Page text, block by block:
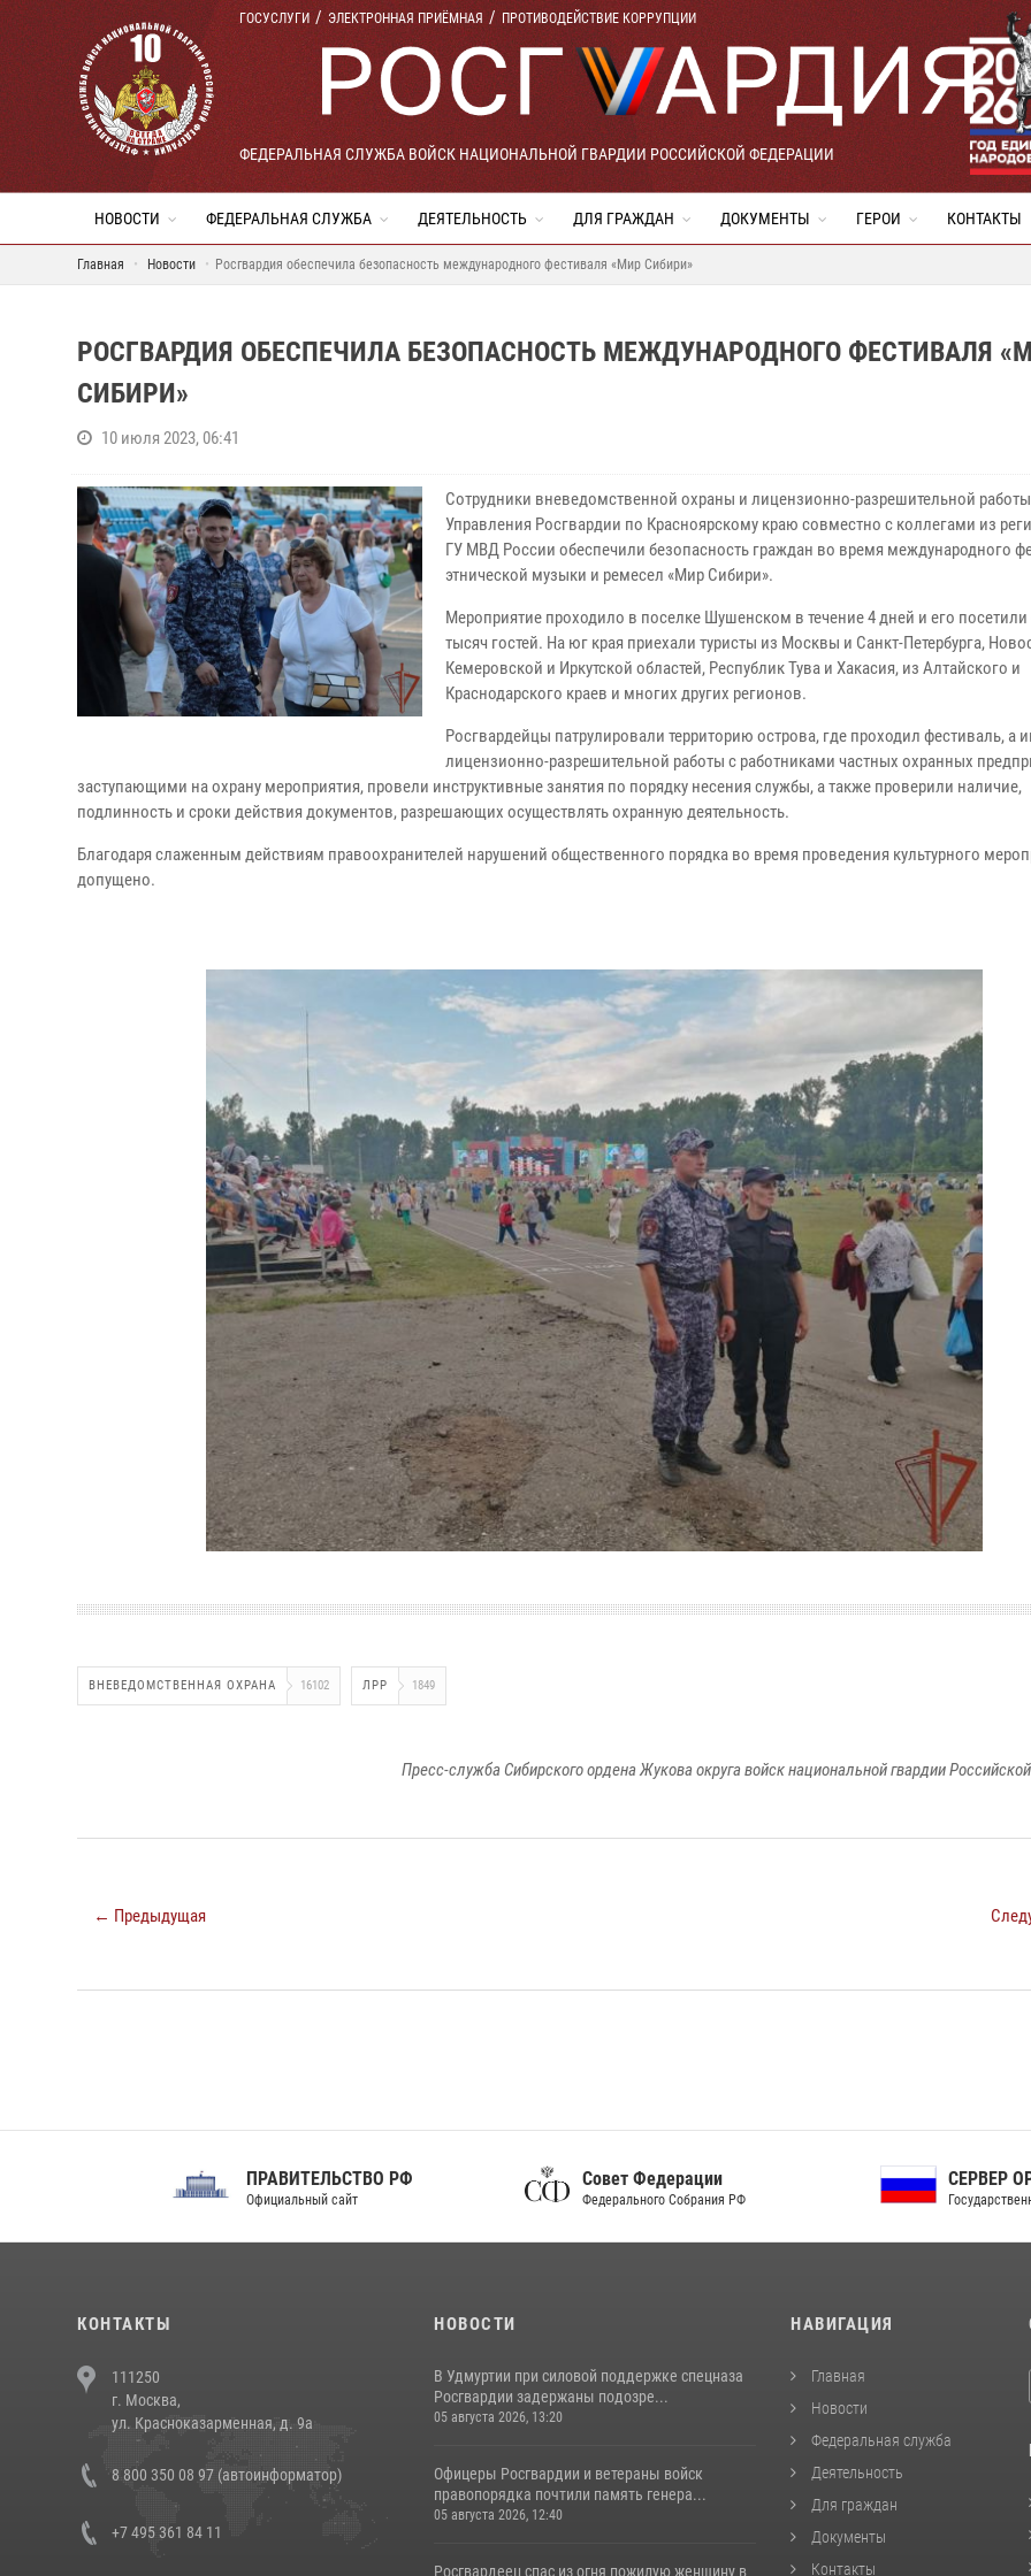
ГОСУСЛУГИ ЭЛЕКТРОННАЯ ПРИЁМНАЯ ПРОТИВОДЕЙСТВИЕ КОРРУПЦИИ
ФЕДЕРАЛЬНАЯ СЛУЖБА ВОЙСК НАЦИОНАЛЬНОЙ ГВАРДИИ РОССИЙСКОЙ ФЕДЕРАЦИИ
НОВОСТИ ФЕДЕРАЛЬНАЯ СЛУЖБА ДЕЯТЕЛЬНОСТЬ ДЛЯ ГРАЖДАН ДОКУМЕНТЫ ГЕРОИ КОНТАКТЫ
Главная Новости Росгвардия обеспечила безопасность международного фестиваля «Мир Сибири»
РОСГВАРДИЯ ОБЕСПЕЧИЛА БЕЗОПАСНОСТЬ МЕЖДУНАРОДНОГО ФЕСТИВАЛЯ
СИБИРИ»
10 июля 2023, 06:41
Сотрудники вневедомственной охраны и лицензионно-разрешительной работы
Управления Росгвардии по Красноярскому краю совместно с коллегами из
ГУ МВД России обеспечили безопасность граждан во время международного
этнической музыки и ремесел «Мир Сибири».
Мероприятие проходило в поселке Шушенском в течение 4 дней и его посетили
тысяч гостей. На юг края приехали туристы из Москвы и Санкт-Петербурга,
Кемеровской и Иркутской областей, Республик Тува и Хакасия, из Алтайского и
Краснодарского краев и многих других регионов.
Росгвардейцы патрулировали территорию острова, где проходил фестиваль, а
лицензионно-разрешительной работы с работниками частных охранных
заступающими на охрану мероприятия, провели инструктивные занятия по порядку несения службы, а также проверили наличие,
подлинность и сроки действия документов, разрешающих осуществлять охранную деятельность.
Благодаря слаженным действиям правоохранителей нарушений общественного порядка во время проведения культурного
допущено.
ВНЕВЕДОМСТВЕННАЯ ОХРАНА 16102 ЛРР 1849
Пресс-служба Сибирского ордена Жукова округа войск национальной гвардии
← Предыдущая
ПРАВИТЕЛЬСТВО РФ
Официальный сайт
Совет Федерации
Федерального Собрания РФ
СЕРВЕР ОРГАНОВ
Государственной власти РФ
КОНТАКТЫ
111250
г. Москва,
ул. Красноказарменная, д. 9а
8 800 350 08 97 (автоинформатор)
+7 495 361 84 11
НОВОСТИ
В Удмуртии при силовой поддержке спецназа
Росгвардии задержаны подозре...
05 августа 2026, 13:20
Офицеры Росгвардии и ветераны войск
правопорядка почтили память генера...
05 августа 2026, 12:40
Росгвардеец спас из огня пожилую женщину в
НАВИГАЦИЯ
Главная
Новости
Федеральная служба
Деятельность
Для граждан
Документы
Контакты